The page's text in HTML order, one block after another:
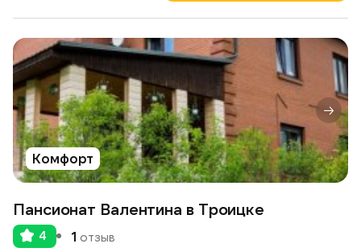
Комфорт
Пансионат Валентина в Троицке
4 1 отзыв